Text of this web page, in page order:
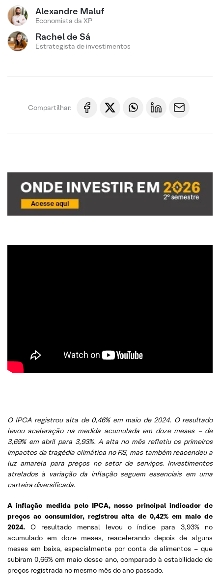
Alexandre Maluf
Economista da XP
Rachel de Sá
Estrategista de investimentos
Compartilhar:
O IPCA registrou alta de 0,46% em maio de 2024. O resultado
levou aceleração na medida acumulada em doze meses – de
3,69% em abril para 3,93%. A alta no mês refletiu os primeiros
impactos da tragédia climática no RS, mas também reacendeu a
luz amarela para preços no setor de serviços. Investimentos
atrelados à variação da inflação seguem essenciais em uma
carteira diversificada.
A inflação medida pelo IPCA, nosso principal indicador de
preços ao consumidor, registrou alta de 0,42% em maio de
2024. O resultado mensal levou o índice para 3,93% no
acumulado em doze meses, reacelerando depois de alguns
meses em baixa, especialmente por conta de alimentos – que
subiram 0,66% em maio desse ano, comparado à estabilidade de
preços registrada no mesmo mês do ano passado.